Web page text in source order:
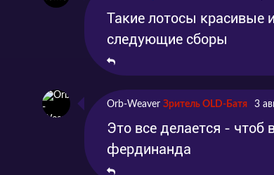
Такие лотосы красивые
следующие сборы
Orb-Weaver Зритель OLD-Батя 3
Это все делается -
фердинанда